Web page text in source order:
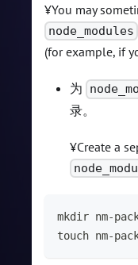
¥You may
node_modules
(for example, if
为
录。
¥Create a
mkdir nm-
touch nm-